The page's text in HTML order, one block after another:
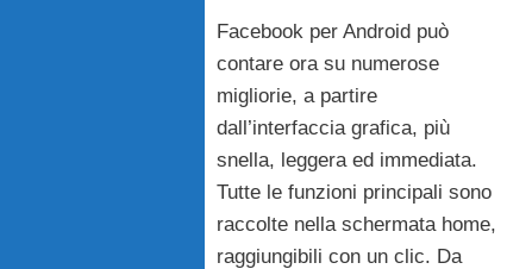
Facebook per Android può
contare ora su numerose
migliorie, a partire
dall’interfaccia grafica, più
snella, leggera ed immediata.
Tutte le funzioni principali sono
raccolte nella schermata home,
raggiungibili con un clic. Da